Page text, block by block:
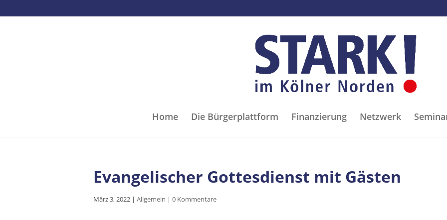
Home Die Bürgerplattform Finanzierung Netzwerk
Evangelischer Gottesdienst mit Gästen
März 3, 2022| Allgemein | 0 Kommentare